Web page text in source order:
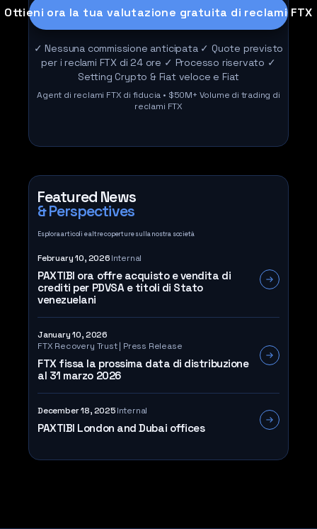
Ottieni ora la tua valutazione gratuita di reclami FTX
✓ Nessuna commissione anticipata ✓ Quote previsto
per i reclami FTX di 24 ore ✓ Processo riservato ✓
Setting Crypto & Fiat veloce e Fiat
Agent di reclami FTX di fiducia • $50M+ Volume di trading di
reclami FTX
Featured News
& Perspectives
Esplora articoli e altre coperture sulla nostra società
February 10, 2026Internal
PAXTIBI ora offre acquisto e vendita di
crediti per PDVSA e titoli di Stato
venezuelani
January 10, 2026
FTX Recovery Trust | Press Release
FTX fissa la prossima data di distribuzione
al 31 marzo 2026
December 18, 2025Internal
PAXTIBI London and Dubai offices